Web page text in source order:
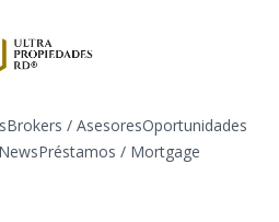
Brokers / AsesoresOportunidades
​Préstamos / Mortgage